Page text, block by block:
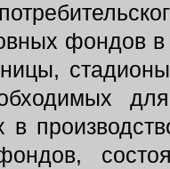
фондов
в